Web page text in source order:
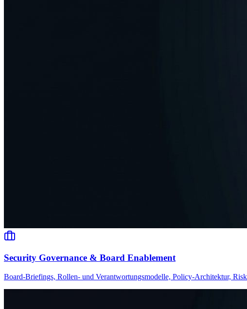
Security Governance & Board Enablement
Board-Briefings, Rollen- und Verantwortungsmodelle, Policy-Architektur,